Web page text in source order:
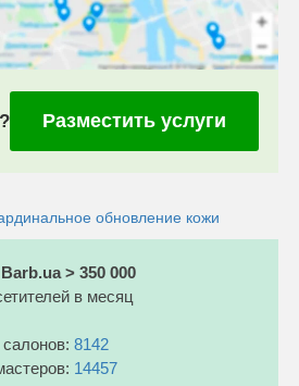
Разместить услуги
обновление кожи
> 350 000
в месяц
салонов: 8142
14457